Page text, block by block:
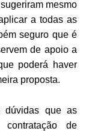
mesmo
a todas as
seguro que é
de apoio a
poderá haver
proposta.
dúvidas que as
contratação de